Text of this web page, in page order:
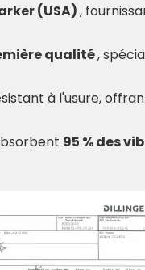
(USA),
qualité,
à l'usure,
95 % des